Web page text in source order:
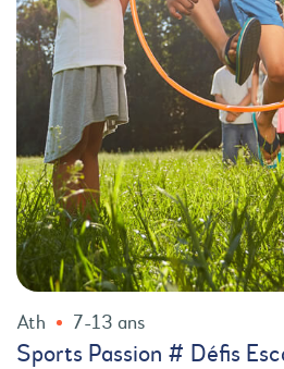
Ath 7-13 ans
Sports Passion # Défis